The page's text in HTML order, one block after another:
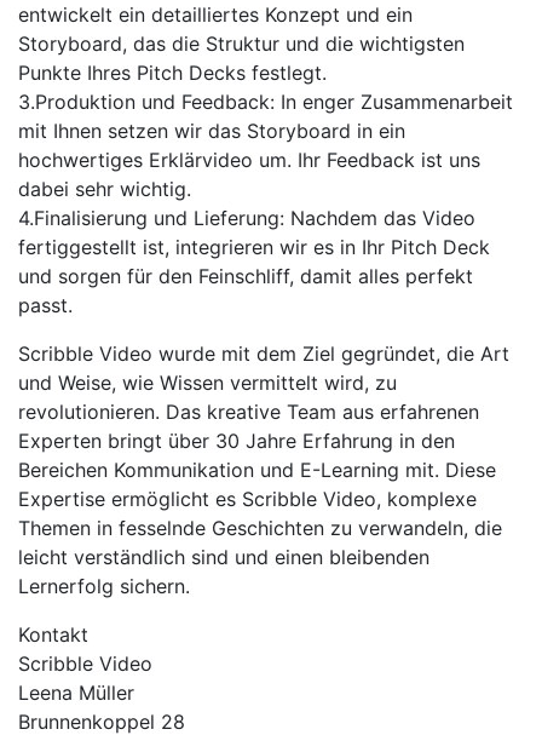
entwickelt ein detailliertes Konzept und ein
Storyboard, das die Struktur und die wichtigsten
Punkte Ihres Pitch Decks festlegt.
3.Produktion und Feedback: In enger Zusammenarbeit
mit Ihnen setzen wir das Storyboard in ein
hochwertiges Erklärvideo um. Ihr Feedback ist uns
dabei sehr wichtig.
4.Finalisierung und Lieferung: Nachdem das Video
fertiggestellt ist, integrieren wir es in Ihr Pitch Deck
und sorgen für den Feinschliff, damit alles perfekt
passt.
Scribble Video wurde mit dem Ziel gegründet, die Art
und Weise, wie Wissen vermittelt wird, zu
revolutionieren. Das kreative Team aus erfahrenen
Experten bringt über 30 Jahre Erfahrung in den
Bereichen Kommunikation und E-Learning mit. Diese
Expertise ermöglicht es Scribble Video, komplexe
Themen in fesselnde Geschichten zu verwandeln, die
leicht verständlich sind und einen bleibenden
Lernerfolg sichern.
Kontakt
Scribble Video
Leena Müller
Brunnenkoppel 28